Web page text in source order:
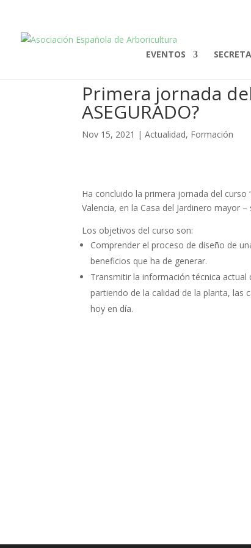
EVENTOS
Primera jornada
ASEGURADO?
Nov 15, 2021 |Actualidad, Formación
Ha concluido la primera jornada del curso
Valencia, en la Casa del Jardinero mayor
Los objetivos del curso son:
Comprender el proceso de diseño de
beneficios que ha de generar.
Transmitir la información técnica
partiendo de la calidad de la planta, las
hoy en día.